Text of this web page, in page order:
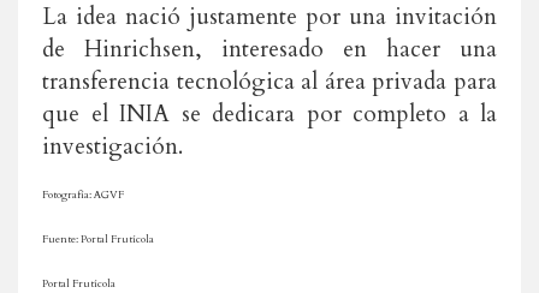
La idea nació justamente por una invitación
de Hinrichsen, interesado en hacer una
transferencia tecnológica al área privada para
que el INIA se dedicara por completo a la
investigación.
Fotografía: AGVF
Fuente: Portal Frutícola
Portal Frutícola